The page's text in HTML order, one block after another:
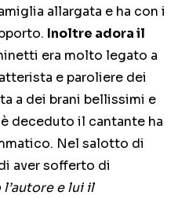
allargata e ha con i
Inoltre adora il
era molto legato a
e paroliere dei
a dei brani bellissimi e
deceduto il cantante ha
Nel salotto di
aver sofferto di
l’autore e lui il